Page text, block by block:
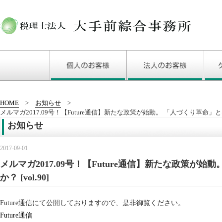
HOME
お知らせ
メルマガ2017.09号！【Future通信】新たな政策が始動。 「人づくり革命」
お知らせ
2017-09-01
メルマガ2017.09号！【Future通信】新たな政策が始動
か？ [vol.90]
Future通信にて公開しておりますので、是非御覧ください。
Future通信